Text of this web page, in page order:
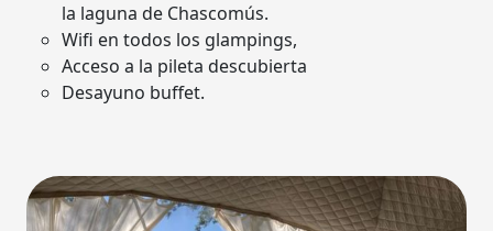
la laguna de Chascomús.
Wifi en todos los glampings,
Acceso a la pileta descubierta
Desayuno buffet.